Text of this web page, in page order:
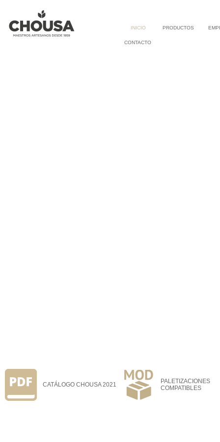
INICIO PRODUCTOS
CONTACTO
CATÁLOGO CHOUSA 2021
PALETIZACIONES
COMPATIBLES